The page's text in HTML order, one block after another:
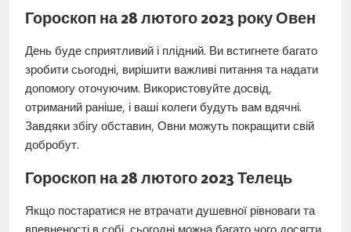
Гороскоп на 28 лютого 2023 року Овен
День буде сприятливий і плідний. Ви встигнете багато
зробити сьогодні, вирішити важливі питання та надати
допомогу оточуючим. Використовуйте досвід,
отриманий раніше, і ваші колеги будуть вам вдячні.
Завдяки збігу обставин, Овни можуть покращити свій
добробут.
Гороскоп на 28 лютого 2023 Телець
Якщо постаратися не втрачати душевної рівноваги та